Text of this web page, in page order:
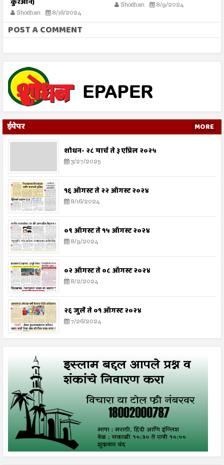
Shodhan 8/16/2024
Shodhan 8/9/2024
POST A COMMENT
ईपेपर MORE
शोधन- २८ मार्च ते ३ एप्रिल २०२५
3/27/2025
१६ ऑगस्ट ते २२ ऑगस्ट २०२४
8/16/2024
०९ ऑगस्ट ते १५ ऑगस्ट २०२४
8/9/2024
०२ ऑगस्ट ते ०८ ऑगस्ट २०२४
8/2/2024
२६ जुलै ते ०१ ऑगस्ट २०२४
7/26/2024